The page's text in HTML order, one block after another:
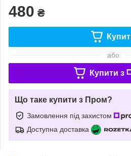
480 ₴
або
Купити з
Що таке купити з Пром?
Замовлення під захистом
Доступна доставка